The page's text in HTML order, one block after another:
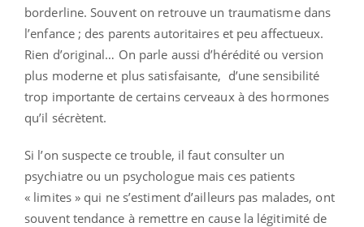
borderline. Souvent on retrouve un traumatisme dans
l’enfance ; des parents autoritaires et peu affectueux.
Rien d’original… On parle aussi d’hérédité ou version
plus moderne et plus satisfaisante, d’une sensibilité
trop importante de certains cerveaux à des hormones
qu’il sécrètent.
Si l’on suspecte ce trouble, il faut consulter un
psychiatre ou un psychologue mais ces patients
« limites » qui ne s’estiment d’ailleurs pas malades, ont
souvent tendance à remettre en cause la légitimité de